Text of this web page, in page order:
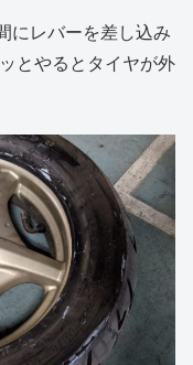
にレバーを差し込み
とやるとタイヤが外